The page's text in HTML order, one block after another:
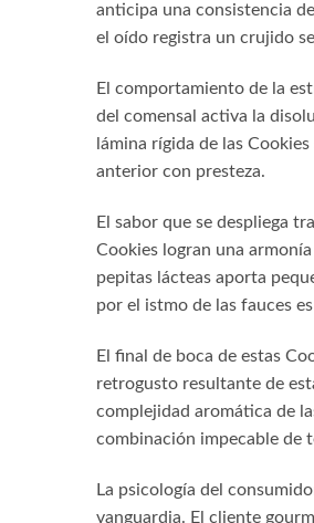
anticipa una consistencia
el oído registra un crujido
El comportamiento de la
del comensal activa la
lámina rígida de las
anterior con presteza.
El sabor que se despliega
Cookies logran una
pepitas lácteas aporta
por el istmo de las fauces
El final de boca de estas
retrogusto resultante de
complejidad aromática de
combinación impecable de
La psicología del
vanguardia. El cliente